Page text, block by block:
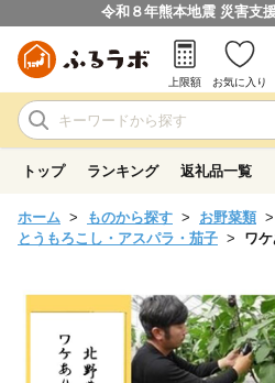
令和８年熊本地震 災害支
上限額 お気に入り
トップ ランキング 返礼品一覧
ホーム ものから探す
お野菜類
とうもろこし・アスパラ・茄子
ワ